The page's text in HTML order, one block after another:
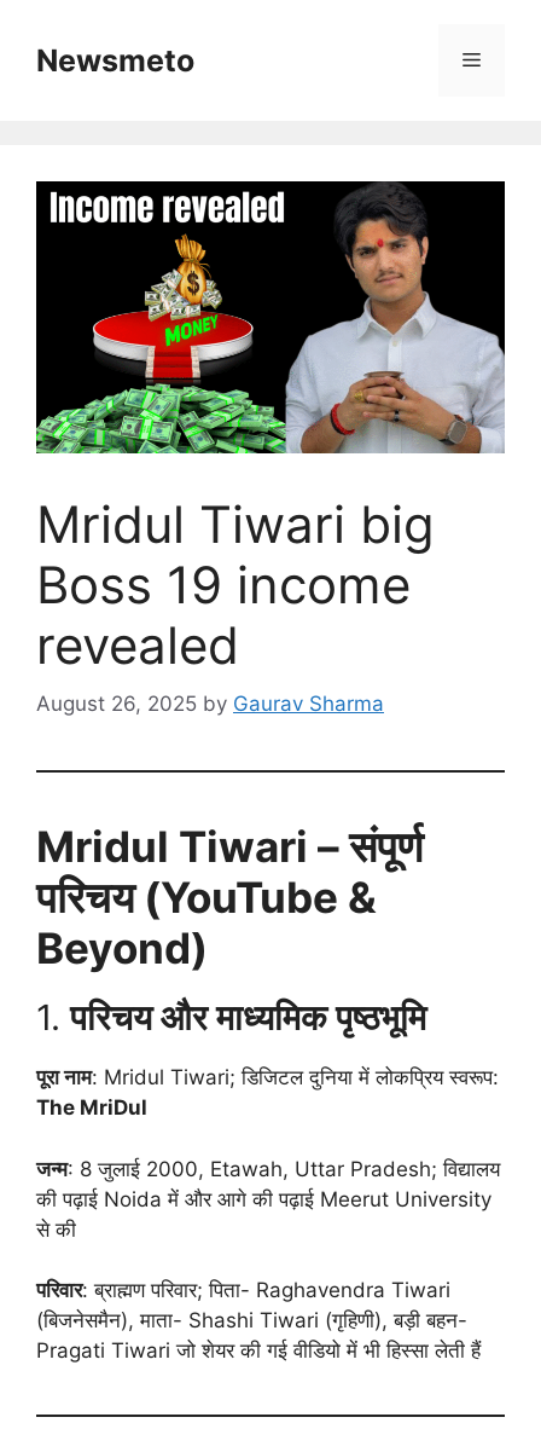
contentNewsmeto Menu
Mridul Tiwari big
Boss 19 income
revealed
August 26, 2025 by Gaurav Sharma
Mridul Tiwari – संपूर्ण
परिचय (YouTube &
Beyond)
1.परिचय और माध्यमिक पृष्ठभूमि
पूरा नाम: Mridul Tiwari; डिजिटल दुनिया में लोकप्रिय स्वरूप:
The MriDul
जन्म: 8 जुलाई 2000, Etawah, Uttar Pradesh; विद्यालय
की पढ़ाई Noida में और आगे की पढ़ाई Meerut University
से की
परिवार: ब्राह्मण परिवार; पिता- Raghavendra Tiwari
(बिजनेसमैन), माता- Shashi Tiwari (गृहिणी), बड़ी बहन-
Pragati Tiwari जो शेयर की गई वीडियो में भी हिस्सा लेती हैं